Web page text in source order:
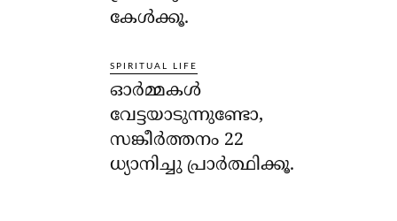
കേള്‍ക്കൂ.
SPIRITUAL LIFE
ഓര്‍മ്മകള്‍
വേട്ടയാടുന്നുണ്ടോ,
സങ്കീര്‍ത്തനം 22
ധ്യാനിച്ചു പ്രാര്‍ത്ഥിക്കൂ.